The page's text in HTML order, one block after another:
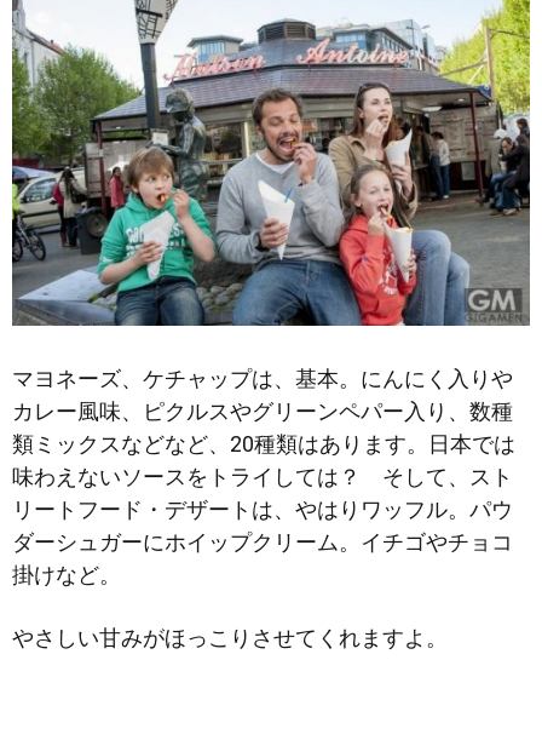
マヨネーズ、ケチャップは、基本。にんにく入りや
カレー風味、ピクルスやグリーンペパー入り、数種
類ミックスなどなど、20種類はあります。日本では
味わえないソースをトライしては？ そして、スト
リートフード・デザートは、やはりワッフル。パウ
ダーシュガーにホイップクリーム。イチゴやチョコ
掛けなど。
やさしい甘みがほっこりさせてくれますよ。